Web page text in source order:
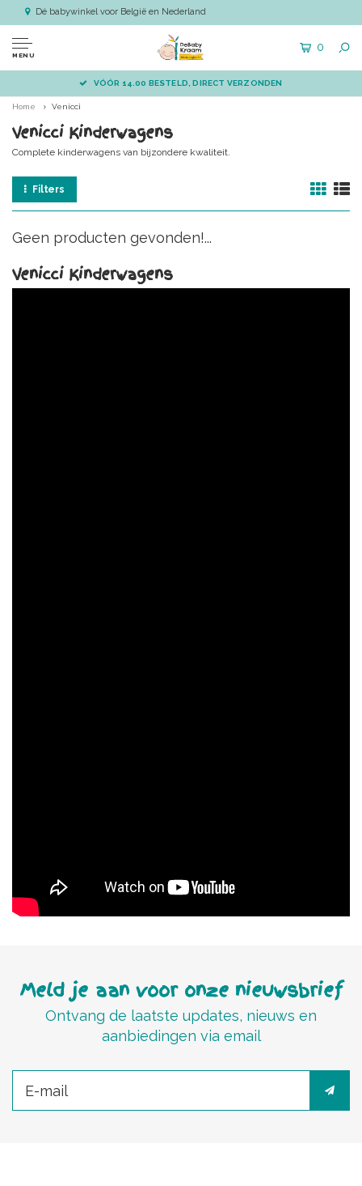
Dé babywinkel voor België en Nederland
MENU
0
VÓÓR 14.00 BESTELD, DIRECT VERZONDEN
Home Venicci
Venicci Kinderwagens
Complete kinderwagens van bijzondere kwaliteit.
Filters
Geen producten gevonden!...
Venicci Kinderwagens
Meld je aan voor onze nieuwsbrief
Ontvang de laatste updates, nieuws en
aanbiedingen via email